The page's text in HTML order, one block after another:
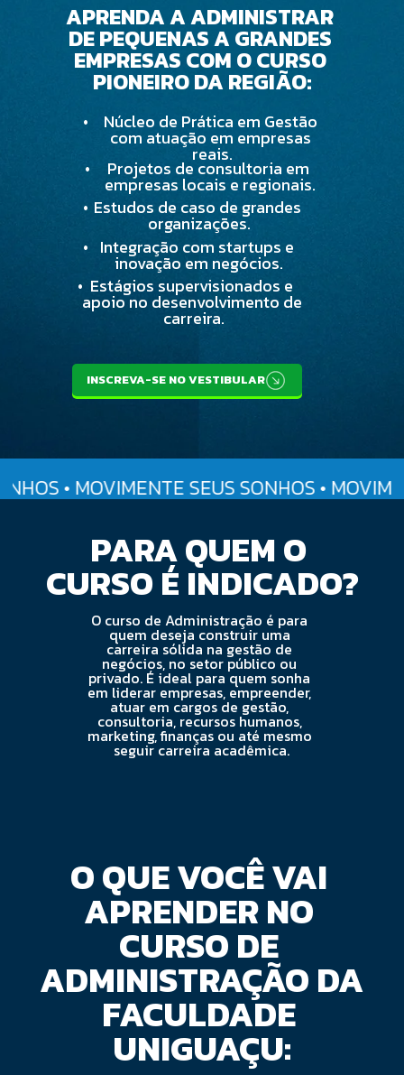
APRENDA A ADMINISTRAR
DE PEQUENAS A GRANDES
EMPRESAS COM O CURSO
PIONEIRO DA REGIÃO:
• Núcleo de Prática em Gestão
com atuação em empresas
reais.
Projetos de consultoria em
empresas locais e regionais.
•
• Estudos de caso de grandes
organizações.
• Integração com startups e
inovação em negócios.
• Estágios supervisionados e
apoio no desenvolvimento de
carreira.
INSCREVA-SE NO VESTIBULAR
• MOVIMENTE SEUS SONHOS •
PARA QUEM O
CURSO É INDICADO?
O curso de Administração é para
quem deseja construir uma
carreira sólida na gestão de
negócios, no setor público ou
privado. É ideal para quem sonha
em liderar empresas, empreender,
atuar em cargos de gestão,
consultoria, recursos humanos,
marketing, finanças ou até mesmo
seguir carreira acadêmica.
O QUE VOCÊ VAI
APRENDER NO
CURSO DE
ADMINISTRAÇÃO DA
FACULDADE
UNIGUAÇU: